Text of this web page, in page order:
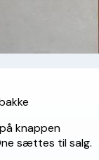
knappen
sættes til salg.